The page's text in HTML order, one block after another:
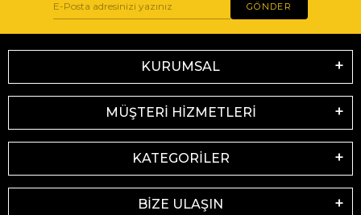
GÖNDER
KURUMSAL
MÜŞTERİ HİZMETLERİ
KATEGORİLER
BİZE ULAŞIN